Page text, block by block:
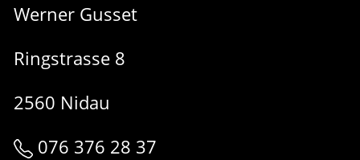
Werner Gusset
Ringstrasse 8
2560 Nidau
076 376 28 37